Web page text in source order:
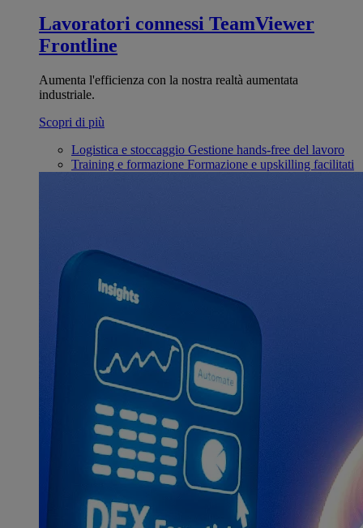
Lavoratori connessi TeamViewer
Frontline
Aumenta l'efficienza con la nostra realtà aumentata
industriale.
Scopri di più
Logistica e stoccaggio Gestione hands-free del lavoro
Training e formazione Formazione e upskilling facilitati